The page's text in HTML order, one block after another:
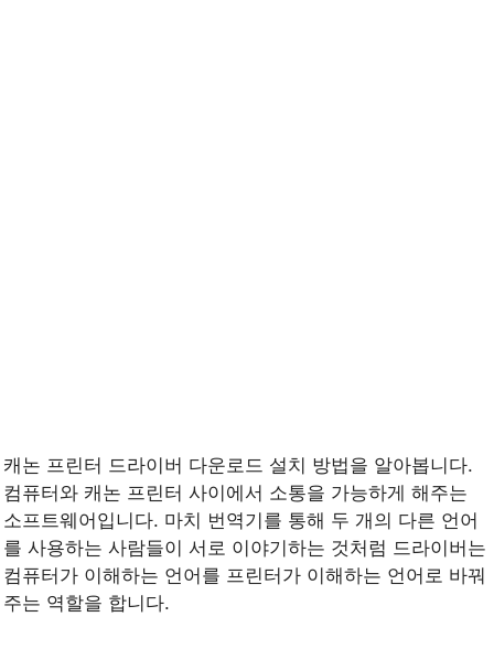
캐논 프린터 드라이버 다운로드 설치 방법을 알아봅니다.
컴퓨터와 캐논 프린터 사이에서 소통을 가능하게 해주는
소프트웨어입니다. 마치 번역기를 통해 두 개의 다른 언어
를 사용하는 사람들이 서로 이야기하는 것처럼 드라이버는
컴퓨터가 이해하는 언어를 프린터가 이해하는 언어로 바꿔
주는 역할을 합니다.